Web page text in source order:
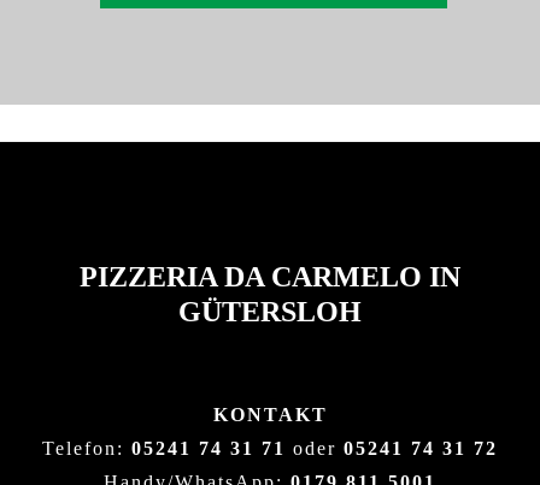
PIZZERIA DA CARMELO IN
GÜTERSLOH
KONTAKT
Telefon: 05241 74 31 71 oder 05241 74 31 72